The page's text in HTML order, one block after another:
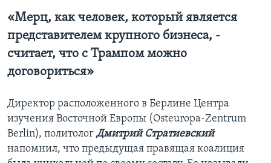
«Мерц, как человек, который является
представителем крупного бизнеса, -
считает, что с Трампом можно
договориться»
Директор расположенного в Берлине Центра
изучения Восточной Европы (Osteuropa-Zentrum
Berlin), политолог Дмитрий Стратиевский
напомнил, что предыдущая правящая коалиция